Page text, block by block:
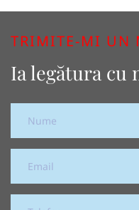
TRIMITE-MI UN
Ia legătura cu